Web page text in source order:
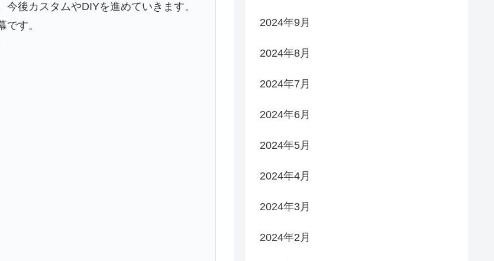
後カスタムやDIYを進めていきます。
す。
2024年9月
2024年8月
2024年7月
2024年6月
2024年5月
2024年4月
2024年3月
2024年2月